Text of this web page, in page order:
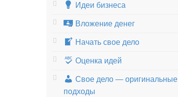
Идеи бизнеса
Вложение денег
Начать свое дело
Оценка идей
Свое дело — оригинальные
подходы